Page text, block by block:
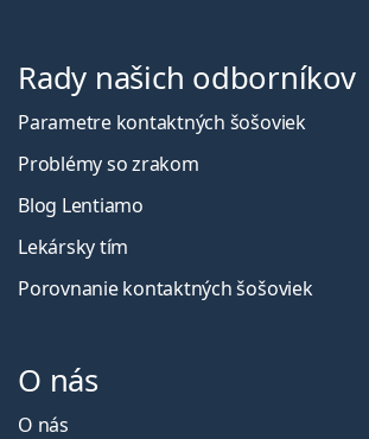
Rady našich odborníkov
Parametre kontaktných šošoviek
Problémy so zrakom
Blog Lentiamo
Lekársky tím
Porovnanie kontaktných šošoviek
O nás
O nás